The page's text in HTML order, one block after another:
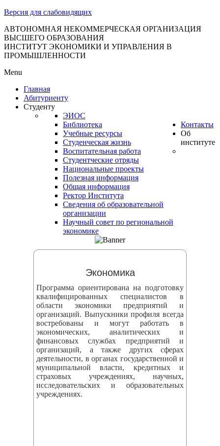
Версия для слабовидящих
АВТОНОМНАЯ НЕКОММЕРЧЕСКАЯ ОРГАНИЗАЦИЯ
ВЫСШЕГО ОБРАЗОВАНИЯ
ИНСТИТУТ ЭКОНОМИКИ И УПРАВЛЕНИЯ В
ПРОМЫШЛЕННОСТИ
Menu
Главная
Абитуриенту
Студенту
ЭИОС
Библиотека
Учебные ресурсы
Студенческая жизнь
Воспитательная работа
Студентческие отряды
Национальные проекты
Полезная информация
Контакты
Об
институте
Общая информация
Ректор Института
Сведения об образовательной
организации
Научный совет по региональной
экономике
Экономика
Программа ориентирована на подготовку
квалифицированных специалистов в
области экономики предприятий и
организаций. Выпускники профиля всегда
востребованы и могут работать в
экономических, аналитических и
финансовых службах предприятий и
организаций, а также других сферах
деятельности, в органах государственной и
муниципальной власти, кредитных и
страховых учреждениях, научных,
исследовательских и образовательных
учреждениях.